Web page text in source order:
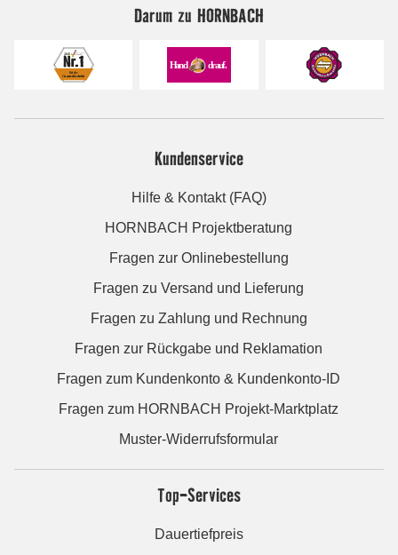
Darum zu HORNBACH
Kundenservice
Hilfe & Kontakt (FAQ)
HORNBACH Projektberatung
Fragen zur Onlinebestellung
Fragen zu Versand und Lieferung
Fragen zu Zahlung und Rechnung
Fragen zur Rückgabe und Reklamation
Fragen zum Kundenkonto & Kundenkonto-ID
Fragen zum HORNBACH Projekt-Marktplatz
Muster-Widerrufsformular
Top-Services
Dauertiefpreis